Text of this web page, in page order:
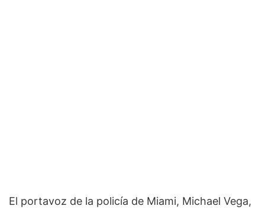
El portavoz de la policía de Miami, Michael Vega,